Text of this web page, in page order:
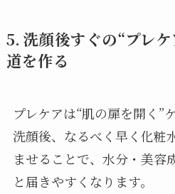
5. 洗顔後すぐの“プレ
道を作る
プレケアは“肌の扉を開く”
洗顔後、なるべく早く化粧
ませることで、水分・美容
と届きやすくなります。